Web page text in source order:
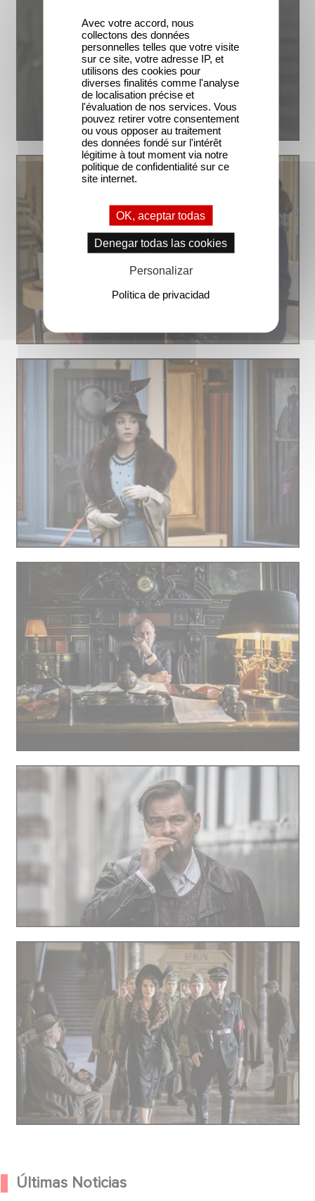
Últimas Noticias
Avec votre accord, nous
collectons des données
personnelles telles que votre visite
sur ce site, votre adresse IP, et
utilisons des cookies pour
diverses finalités comme l'analyse
de localisation précise et
l'évaluation de nos services. Vous
pouvez retirer votre consentement
ou vous opposer au traitement
des données fondé sur l'intérêt
légitime à tout moment via notre
politique de confidentialité sur ce
site internet.
OK, aceptar todas
Denegar todas las cookies
Personalizar
Política de privacidad